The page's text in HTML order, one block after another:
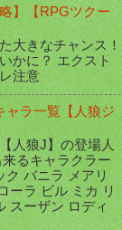
】【RPGツクー
大きなチャンス！
かに？ エクスト
注意
ャラ一覧【人狼ジ
人狼J】の登場人
るキャラクラー
ク バニラ メアリ
ーラ ビル ミカ リ
スーザン ロディ